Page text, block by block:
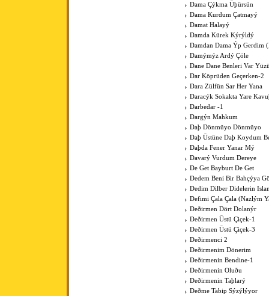
Dama Çýkma Üþürsün
Dama Kurdum Çatmayý
Damat Halayý
Damda Kürek Kýrýldý
Damdan Dama Ýp Gerdim
Damýmýz Ardý Çöle
Dane Dane Benleri Var
Dar Köprüden Geçerken-2
Dara Zülfün Sar Her Yana
Daracýk Sokakta Yare
Darbedar -1
Dargýn Mahkum
Daþ Dönmüyo Dönmüyo
Daþ Üstüne Daþ Koydum
Daþda Fener Yanar Mý
Davarý Vurdum Dereye
De Get Bayburt De Get
Dedem Beni Bir Bahçýya
Dedim Dilber Didelerin
Defimi Çala Çala (Nazlým
Deðirmen Dört Dolanýr
Deðirmen Üstü Çiçek-1
Deðirmen Üstü Çiçek-3
Deðirmenci 2
Deðirmenim Dönerim
Deðirmenin Bendine-1
Deðirmenin Oluðu
Deðirmenin Taþlarý
Deðme Tabip Sýzýlýyor